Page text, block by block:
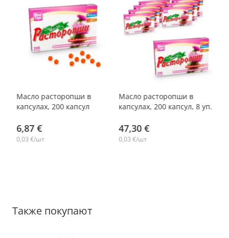
Масло расторопши в
капсулах, 200 капсул
6,87 €
0,03 €/шт
-14%
Масло расторопши в
капсулах, 200 капсул, 8 уп.
47,30 €
0,03 €/шт
Также покупают